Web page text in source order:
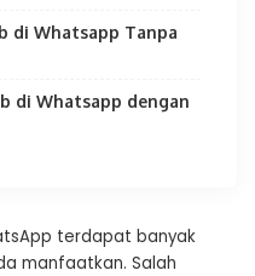
di Whatsapp Tanpa
di Whatsapp dengan
terdapat banyak
manfaatkan. Salah